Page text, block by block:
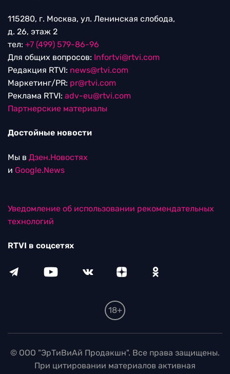
115280, г. Москва, ул. Ленинская слобода,
д. 26, этаж 2
тел: +7 (499) 579-86-96
Для общих вопросов: Infortvi@rtvi.com
Редакция RTVI: news@rtvi.com
Маркетинг/PR: pr@rtvi.com
Реклама RTVI: adv-eu@rtvi.com
Партнерские материалы
Достойные новости
Мы в Дзен.Новостях
и Google.News
Уведомление об использовании рекомендательных
технологий
RTVI в соцсетях
18+
© ООО "ЭрТиВиАй Продакшн". Все права защищены.
При цитировании материалов активная